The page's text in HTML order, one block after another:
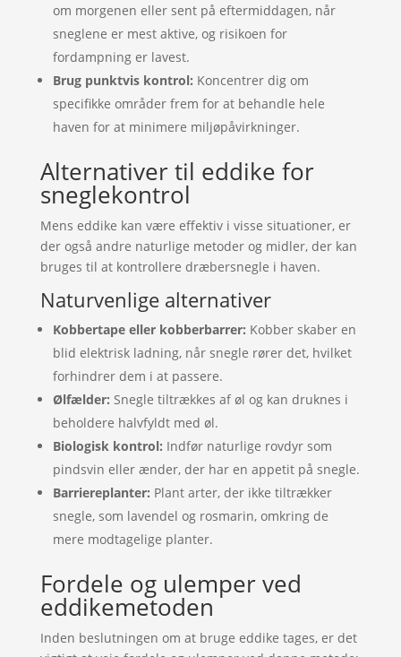
om morgenen eller sent på eftermiddagen, når
sneglene er mest aktive, og risikoen for
fordampning er lavest.
Brug punktvis kontrol: Koncentrer dig om
specifikke områder frem for at behandle hele
haven for at minimere miljøpåvirkninger.
Alternativer til eddike for
sneglekontrol
Mens eddike kan være effektiv i visse situationer, er
der også andre naturlige metoder og midler, der kan
bruges til at kontrollere dræbersnegle i haven.
Naturvenlige alternativer
Kobbertape eller kobberbarrer: Kobber skaber en
blid elektrisk ladning, når snegle rører det, hvilket
forhindrer dem i at passere.
Ølfælder: Snegle tiltrækkes af øl og kan druknes i
beholdere halvfyldt med øl.
Biologisk kontrol: Indfør naturlige rovdyr som
pindsvin eller ænder, der har en appetit på snegle.
Barriereplanter: Plant arter, der ikke tiltrækker
snegle, som lavendel og rosmarin, omkring de
mere modtagelige planter.
Fordele og ulemper ved
eddikemetoden
Inden beslutningen om at bruge eddike tages, er det